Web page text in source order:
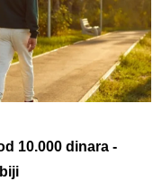
10.000 dinara -